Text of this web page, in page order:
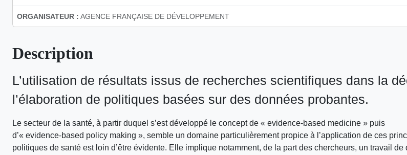
ORGANISATEUR : AGENCE FRANÇAISE DE DÉVELOPPEMENT
Description
L’utilisation de résultats issus de recherches scientifiques dans la
l’élaboration de politiques basées sur des données probantes.
Le secteur de la santé, à partir duquel s’est développé le concept de « evidence-based medicine » puis
d’« evidence-based policy making », semble un domaine particulièrement propice à l’application de ces
politiques de santé est loin d’être évidente. Elle implique notamment, de la part des chercheurs, un travail